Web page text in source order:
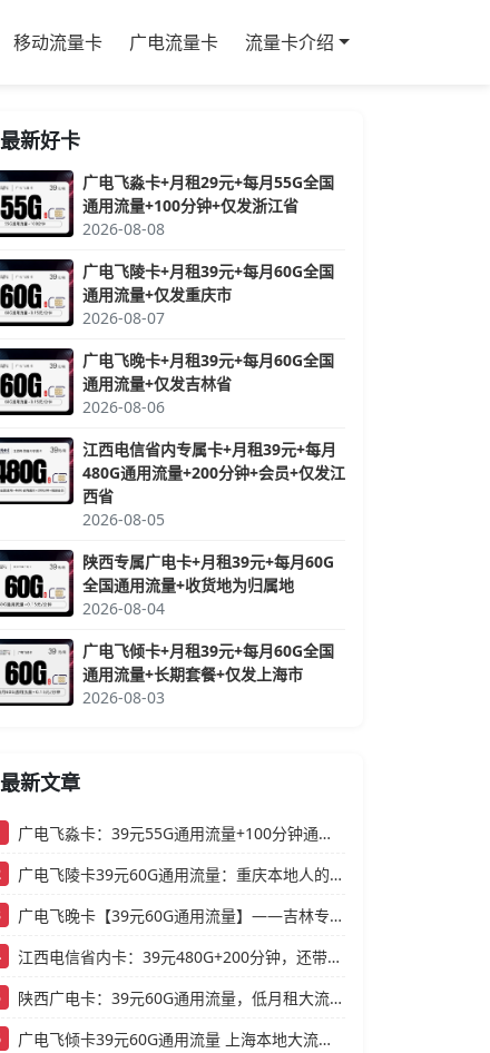
移动流量卡 广电流量卡 流量卡介绍
最新好卡
广电飞淼卡+月租29元+每月55G全国
通用流量+100分钟+仅发浙江省
2026-08-08
广电飞陵卡+月租39元+每月60G全国
通用流量+仅发重庆市
2026-08-07
广电飞晚卡+月租39元+每月60G全国
通用流量+仅发吉林省
2026-08-06
江西电信省内专属卡+月租39元+每月
480G通用流量+200分钟+会员+仅发江
西省
2026-08-05
陕西专属广电卡+月租39元+每月60G
全国通用流量+收货地为归属地
2026-08-04
广电飞倾卡+月租39元+每月60G全国
通用流量+长期套餐+仅发上海市
2026-08-03
最新文章
广电飞淼卡：39元55G通用流量+100分钟通话，浙江本地人的高性价比大流量卡推荐
广电飞陵卡39元60G通用流量：重庆本地人的高性价比大流量卡推荐
广电飞晚卡【39元60G通用流量】——吉林专属，首月按天折算，流量充足不踩坑
江西电信省内卡：39元480G+200分钟，还带视频会员的大流量卡
陕西广电卡：39元60G通用流量，低月租大流量卡还支持结转
广电飞倾卡39元60G通用流量 上海本地大流量卡办理攻略